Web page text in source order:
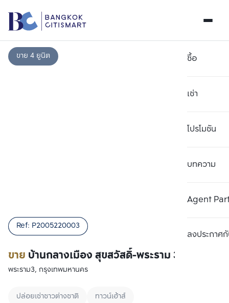
ซื้อ
เช่า
โปรโมชัน
บทความ
Agent
ลงประกาศกั
ขาย 4 ยูนิต
ขาย บ้านกลางเมือง สุขสวัสดิ์-พระราม 3
Ref: P2005220003
พระราม3, กรุงเทพมหานคร
ปล่อยเช่าชาวต่างชาติ ทาวน์เฮ้าส์
เปรียบเทียบ